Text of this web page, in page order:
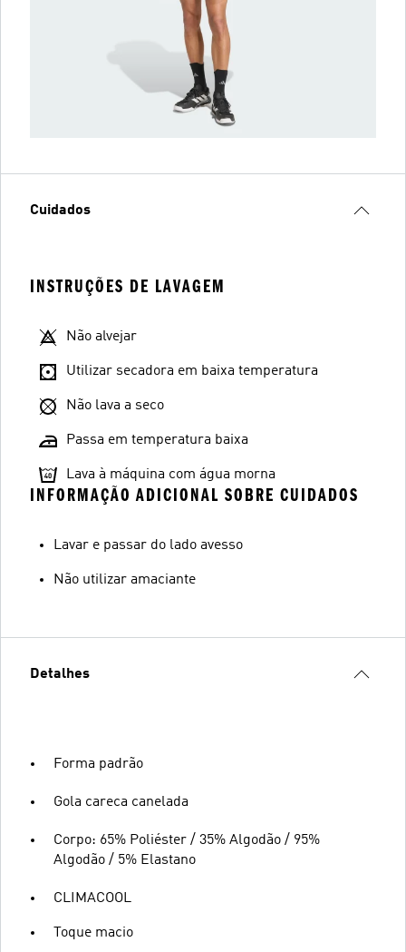
Cuidados
INSTRUÇÕES DE LAVAGEM
Não alvejar
Utilizar secadora em baixa temperatura
Não lava a seco
Passa em temperatura baixa
Lava à máquina com água morna
INFORMAÇÃO ADICIONAL SOBRE CUIDADOS
Lavar e passar do lado avesso
Não utilizar amaciante
Detalhes
Forma padrão
Gola careca canelada
Corpo: 65% Poliéster / 35% Algodão / 95%
Algodão / 5% Elastano
CLIMACOOL
Toque macio